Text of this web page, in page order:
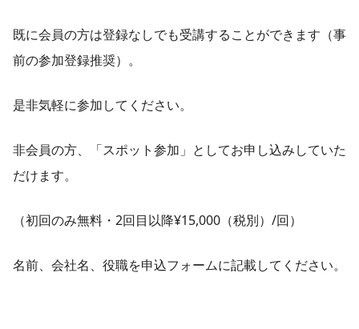
既に会員の方は登録なしでも受講することができます（事
前の参加登録推奨）。
是非気軽に参加してください。
非会員の方、「スポット参加」としてお申し込みしていた
だけます。
（初回のみ無料・2回目以降¥15,000（税別）/回）
名前、会社名、役職を申込フォームに記載してください。